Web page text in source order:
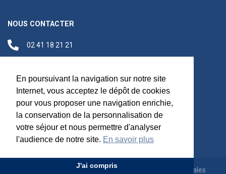
En poursuivant la navigation sur notre site
Internet, vous acceptez le dépôt de cookies
pour vous proposer une navigation enrichie,
la conservation de la personnalisation de
votre séjour et nous permettre d'analyser
l'audience de notre site. En savoir plus
J'ai compris
NOUS CONTACTER
02 41 18 21 21
Siège social
Maréchal Foch,
49100 Angers
Rejoignez-nous Mentions légales